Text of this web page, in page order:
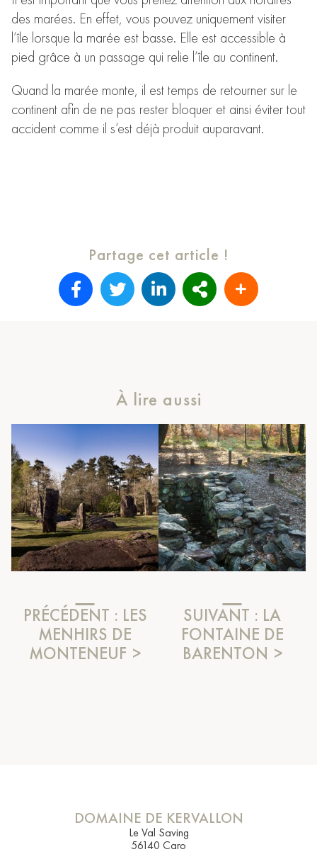
des marées. En effet, vous pouvez uniquement visiter
l’île lorsque la marée est basse. Elle est accessible à
pied grâce à un passage qui relie l’île au continent.
Quand la marée monte, il est temps de retourner sur le
continent afin de ne pas rester bloquer et ainsi éviter tout
accident comme il s’est déjà produit auparavant.
Partage cet article !
À lire aussi
PRÉCÉDENT : LES
MENHIRS DE
MONTENEUF
SUIVANT : LA
FONTAINE DE
BARENTON
DOMAINE DE KERVALLON
Le Val Saving
56140 Caro